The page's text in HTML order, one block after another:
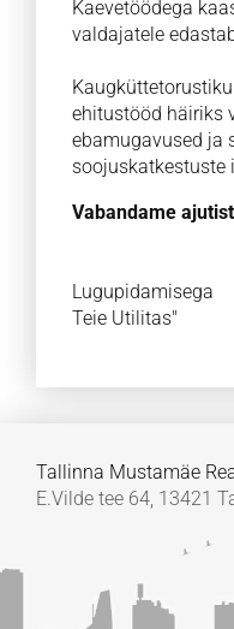
Kaevetöödega
valdajatele
ehitustööd häiriks
ebamugavused ja
soojuskatkestuste
Vabandame
Lugupidamisega
Teie Utilitas"
Tallinna Mustamäe
E.Vilde tee 64, 13421